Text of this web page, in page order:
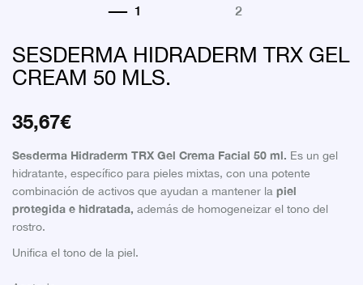
SESDERMA HIDRADERM TRX GEL
CREAM 50 MLS.
35,67€
Sesderma Hidraderm TRX Gel Crema Facial 50 ml. Es un gel
hidratante, específico para pieles mixtas, con una potente
combinación de activos que ayudan a mantener lapiel
protegida e hidratada, además de homogeneizar el tono del
rostro.
Unifica el tono de la piel.